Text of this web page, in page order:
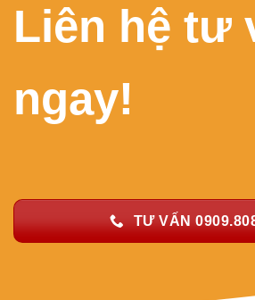
Liên hệ tư
ngay!
TƯ VẤN